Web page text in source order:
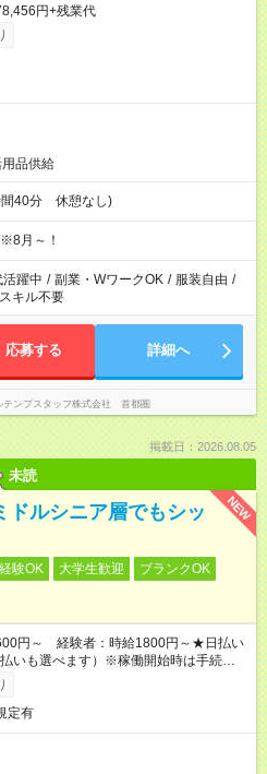
円+残業代
品供給
間40分 休憩なし)
月～！
躍中 / 副業・WワークOK / 服装自由 /
キル不要
応募する 詳細へ
テンプスタッフ株式会社 首都圏
掲載日：2026.08.05
未読
NEW
ドルシニア層でもシッ
験OK 大学生歓迎
ブランクOK
円～ 経験者：時給1800円～★日払い
いも選べます）※稼働開始時は手続き完
ます。
定有